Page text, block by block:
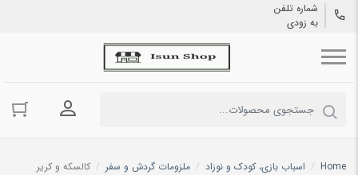
شماره تلفن
به زودی
ورود به
Home
/ اسباب بازی، کودک و نوزاد / ملزومات گردش و سفر / کالسکه و کریر